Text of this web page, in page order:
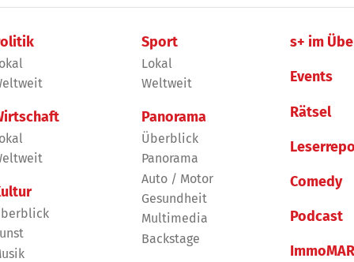
Sport
Lokal
Weltweit
Panorama
Überblick
Panorama
Auto / Motor
Gesundheit
Multimedia
Backstage
s+ im
Events
Rätsel
Comedy
Podcast